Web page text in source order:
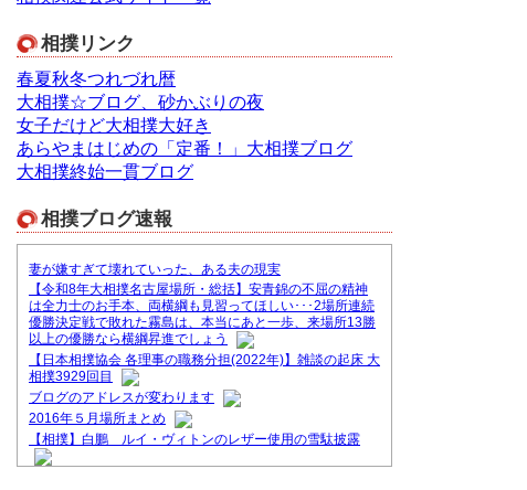
相撲リンク
春夏秋冬つれづれ暦
大相撲☆ブログ、砂かぶりの夜
女子だけど大相撲大好き
あらやまはじめの「定番！」大相撲ブログ
大相撲終始一貫ブログ
相撲ブログ速報
妻が嫌すぎて壊れていった、ある夫の現実
【令和8年大相撲名古屋場所・総括】安青錦の不屈の精神
は全力士のお手本、両横綱も見習ってほしい･･･2場所連続
優勝決定戦で敗れた霧島は、本当にあと一歩、来場所13勝
以上の優勝なら横綱昇進でしょう
【日本相撲協会 各理事の職務分担(2022年)】雑談の起床 大
相撲3929回目
ブログのアドレスが変わります
2016年５月場所まとめ
【相撲】白鵬 ルイ・ヴィトンのレザー使用の雪駄披露